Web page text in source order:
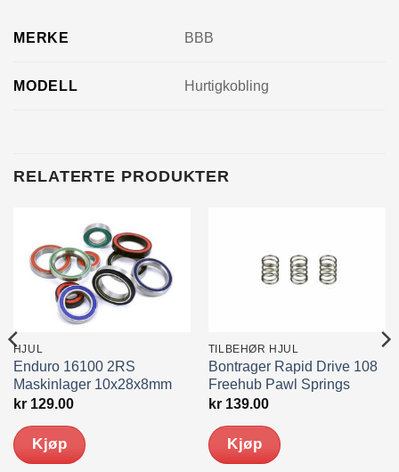
MERKE BBB
MODELL Hurtigkobling
RELATERTE PRODUKTER
HJUL
Enduro 16100 2RS
Maskinlager 10x28x8mm
kr129.00
Kjøp
TILBEHØR HJUL
Bontrager Rapid Drive 108
Freehub Pawl Springs
kr139.00
Kjøp